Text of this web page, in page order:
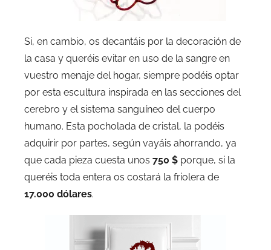
Si, en cambio, os decantáis por la decoración de
la casa y queréis evitar en uso de la sangre en
vuestro menaje del hogar, siempre podéis optar
por esta escultura inspirada en las secciones del
cerebro y el sistema sanguíneo del cuerpo
humano. Esta pocholada de cristal, la podéis
adquirir por partes, según vayáis ahorrando, ya
que cada pieza cuesta unos 750 $ porque, si la
queréis toda entera os costará la friolera de
17.000 dólares.